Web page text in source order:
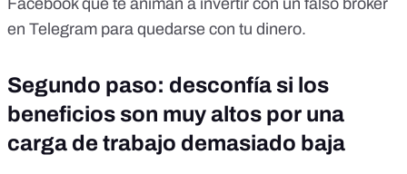
en Telegram para quedarse con tu dinero.
Segundo paso: desconfía si los
beneficios son muy altos por una
carga de trabajo demasiado baja